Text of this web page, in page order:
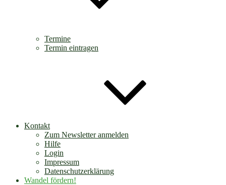
Termine
Termin eintragen
Kontakt
Zum Newsletter anmelden
Hilfe
Login
Impressum
Datenschutzerklärung
Wandel fördern!